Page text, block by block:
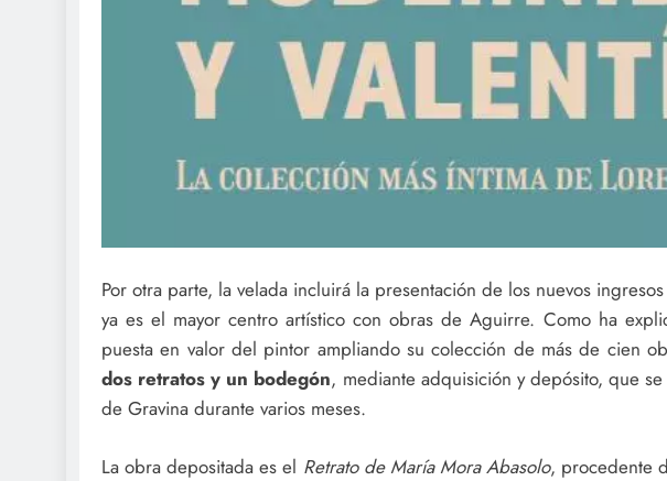
Por otra parte, la velada incluirá la presentación de los nuevos
ya es el mayor centro artístico con obras de Aguirre. Como ha
puesta en valor del pintor ampliando su colección de más de cien
dos retratos y un bodegón, mediante adquisición y depósito, que
de Gravina durante varios meses.
La obra depositada es el Retrato de María Mora Abasolo, procedente